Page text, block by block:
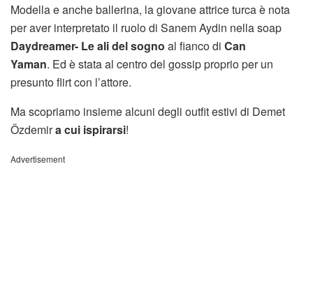
Modella e anche ballerina, la giovane attrice turca è nota
per aver interpretato il ruolo di Sanem Aydin nella soap
Daydreamer- Le ali del sogno al fianco di Can
Yaman. Ed è stata al centro del gossip proprio per un
presunto flirt con l’attore.
Ma scopriamo insieme alcuni degli outfit estivi di Demet
Özdemira cui ispirarsi!
Advertisement